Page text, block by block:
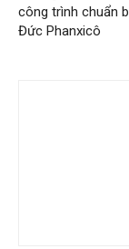
công trình chuẩn
Đức Phanxicô